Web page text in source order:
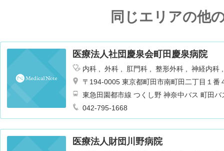
同じエリアの他
医療法人社団慶泉会町田慶泉病院
内科 外科 肛門科 整形外科
神経内科
ョン
腎臓内科・外科 麻酔科
〒194-0005 東京都町田市南町田二丁目１番
東急田園都市線 つくし野 神奈中バス 町田
042-795-1668
医療法人財団川野病院